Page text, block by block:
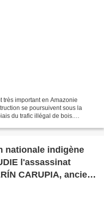
très important en Amazonie
se poursuivent sous la
du trafic illégal de bois.
nationale indigène
l'assassinat
CARUPIA, ancien